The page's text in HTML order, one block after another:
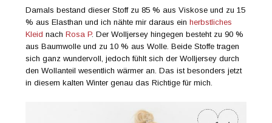
Damals bestand dieser Stoff zu 85 % aus Viskose und zu 15
% aus Elasthan und ich nähte mir daraus einherbstliches
Kleid nachRosa P. Der Wolljersey hingegen besteht zu 90 %
aus Baumwolle und zu 10 % aus Wolle. Beide Stoffe tragen
sich ganz wundervoll, jedoch fühlt sich der Wolljersey durch
den Wollanteil wesentlich wärmer an. Das ist besonders jetzt
in diesem kalten Winter genau das Richtige für mich.